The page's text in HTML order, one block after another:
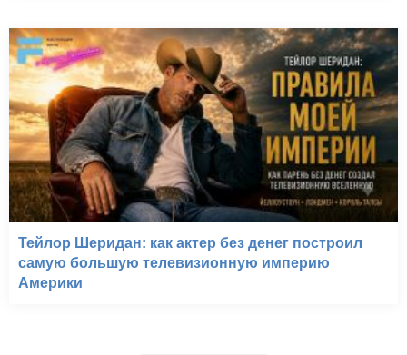
Тейлор Шеридан: как актер без денег построил
самую большую телевизионную империю
Америки